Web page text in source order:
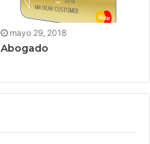
mayo 29, 2018
Abogado